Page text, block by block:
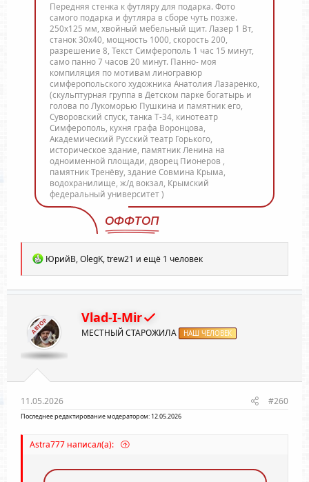
Передняя стенка к футляру для подарка. Фото
самого подарка и футляра в сборе чуть позже.
250х125 мм, хвойный мебельный щит. Лазер 1 Вт,
станок 30х40, мощность 1000, скорость 200,
разрешение 8, Текст Симферополь 1 час 15 минут,
само панно 7 часов 20 минут. Панно- моя
компиляция по мотивам линогравюр
симферопольского художника Анатолия Лазаренко,
(скульптурная группа в Детском парке богатырь и
голова по Лукоморью Пушкина и памятник его,
Суворовский спуск, танка Т-34, кинотеатр
Симферополь, кухня графа Воронцова,
Академический Русский театр Горького,
историческое здание, памятник Ленина на
одноименной площади, дворец Пионеров ,
памятник Тренёву, здание Совмина Крыма,
водохранилище, ж/д вокзал, Крымский
федеральный университет )
ОФФТОП
Р
а
к
и
и
:
ЮрийВ,OlegK,trew21 и ещё 1 человек
АВТОР Vlad-I-Mir
МЕСТНЫЙ СТАРОЖИЛА НАШ ЧЕЛОВЕК
11.05.2026 #260
Последнее редактирование модератором: 12.05.2026
Astra777 написал(а):